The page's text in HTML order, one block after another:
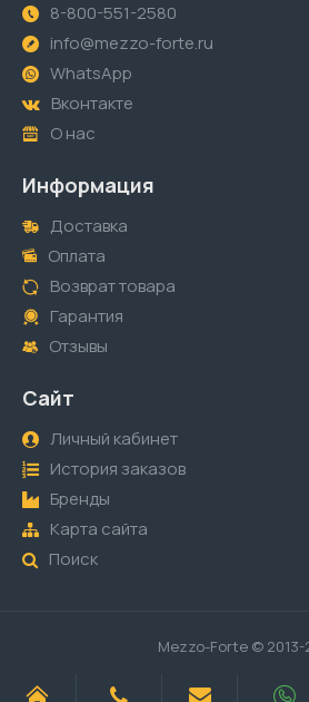
8-800-551-2580
info@mezzo-forte.ru
WhatsApp
Вконтакте
О нас
Информация
Доставка
Оплата
Возврат товара
Гарантия
Отзывы
Сайт
Личный кабинет
История заказов
Бренды
Карта сайта
Поиск
Mezzo-Forte © 2013-